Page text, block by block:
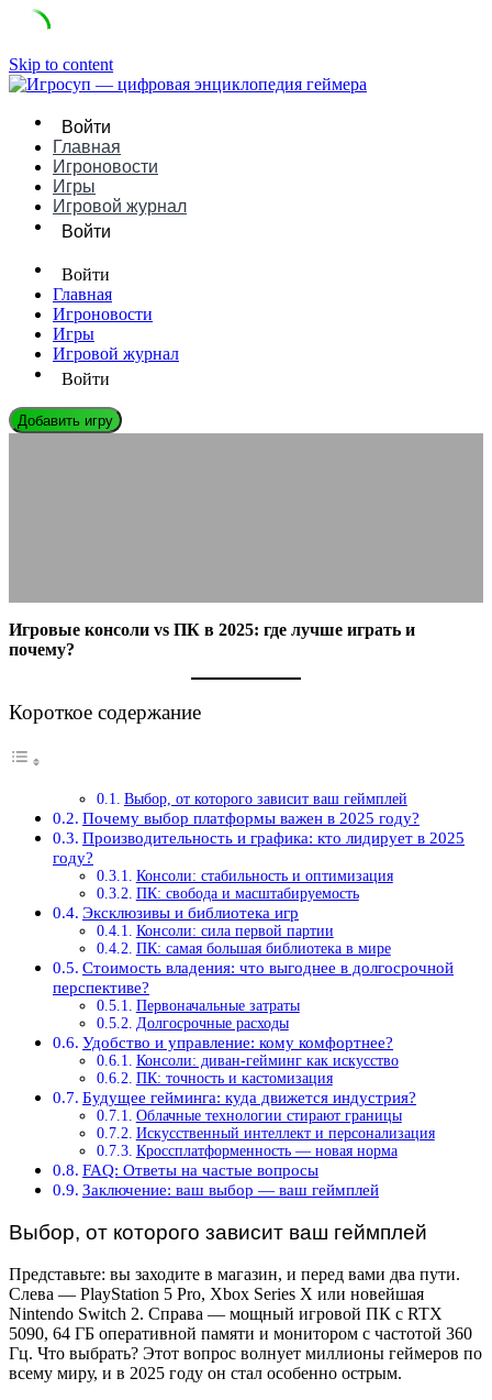
Skip to content
Войти
Главная
Игроновости
Игры
Игровой журнал
Войти
Войти
Главная
Игроновости
Игры
Игровой журнал
Войти
Добавить игру
Игровые консоли vs ПК в 2025: где лучше играть и
почему?
Короткое содержание
Выбор, от которого зависит ваш геймплей
Почему выбор платформы важен в 2025 году?
Производительность и графика: кто лидирует в 2025
году?
Консоли: стабильность и оптимизация
ПК: свобода и масштабируемость
Эксклюзивы и библиотека игр
Консоли: сила первой партии
ПК: самая большая библиотека в мире
Стоимость владения: что выгоднее в долгосрочной
перспективе?
Первоначальные затраты
Долгосрочные расходы
Удобство и управление: кому комфортнее?
Консоли: диван-гейминг как искусство
ПК: точность и кастомизация
Будущее гейминга: куда движется индустрия?
Облачные технологии стирают границы
Искусственный интеллект и персонализация
Кроссплатформенность — новая норма
FAQ: Ответы на частые вопросы
Заключение: ваш выбор — ваш геймплей
Выбор, от которого зависит ваш геймплей
Представьте: вы заходите в магазин, и перед вами два пути.
Слева — PlayStation 5 Pro, Xbox Series X или новейшая
Nintendo Switch 2. Справа — мощный игровой ПК с RTX
5090, 64 ГБ оперативной памяти и монитором с частотой 360
Гц. Что выбрать? Этот вопрос волнует миллионы геймеров по
всему миру, и в 2025 году он стал особенно острым.